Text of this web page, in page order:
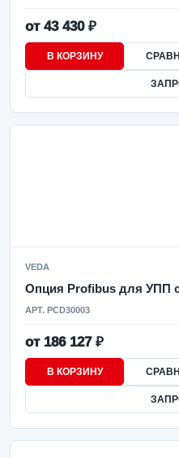
от 43 430 ₽
В КОРЗИНУ
VEDA
Опция Profibus для УПП
АРТ. PCD30003
от 186 127 ₽
В КОРЗИНУ